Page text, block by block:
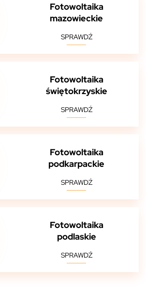
Fotowoltaika
mazowieckie
SPRAWDŹ
Fotowoltaika
świętokrzyskie
SPRAWDŹ
Fotowoltaika
podkarpackie
SPRAWDŹ
Fotowoltaika
podlaskie
SPRAWDŹ